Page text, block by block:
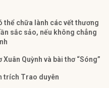
thể chữa lành các vết thương
sắc sảo, nếu không chẳng
Quỳnh và bài thơ “Sóng”
trích Trao duyên